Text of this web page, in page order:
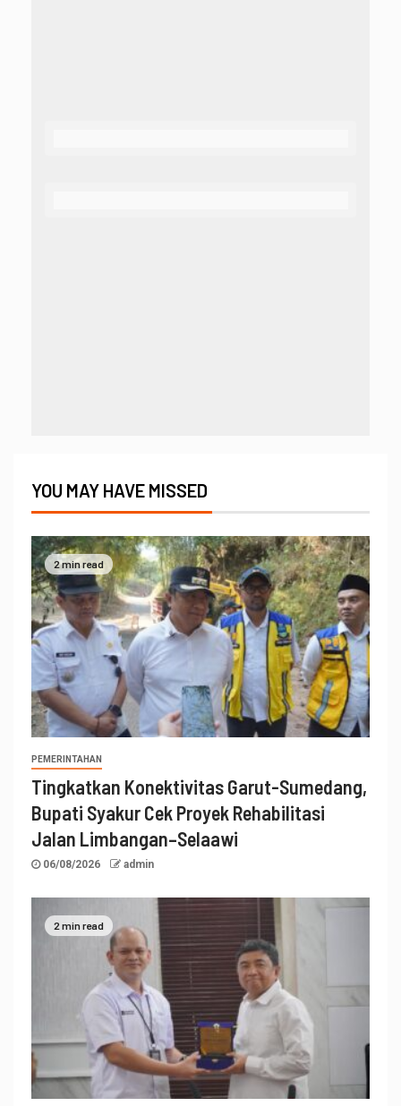
YOU MAY HAVE MISSED
2 min read
PEMERINTAHAN
Tingkatkan Konektivitas Garut-Sumedang,
Bupati Syakur Cek Proyek Rehabilitasi
Jalan Limbangan–Selaawi
06/08/2026 admin
2 min read